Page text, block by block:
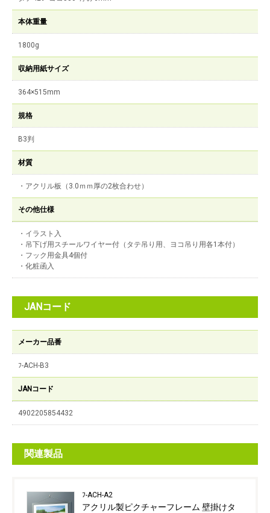
本体重量
1800g
収納用紙サイズ
364×515mm
規格
B3判
材質
・アクリル板（3.0ｍｍ厚の2枚合わせ）
その他仕様
・イラスト入
・吊下げ用スチールワイヤー付（タテ吊り用、ヨコ吊り用各1本付）
・フック用金具4個付
・化粧函入
JANコード
メーカー品番
ﾌ-ACH-B3
JANコード
4902205854432
関連製品
ﾌ-ACH-A2
アクリル製ピクチャーフレーム 壁掛けタ